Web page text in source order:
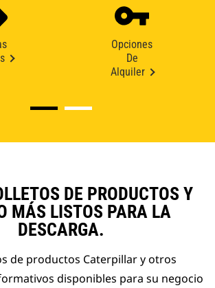
Opciones
De
Alquiler
DE PRODUCTOS Y
MÁS LISTOS PARA LA
DESCARGA.
de productos Caterpillar y otros
disponibles para su negocio